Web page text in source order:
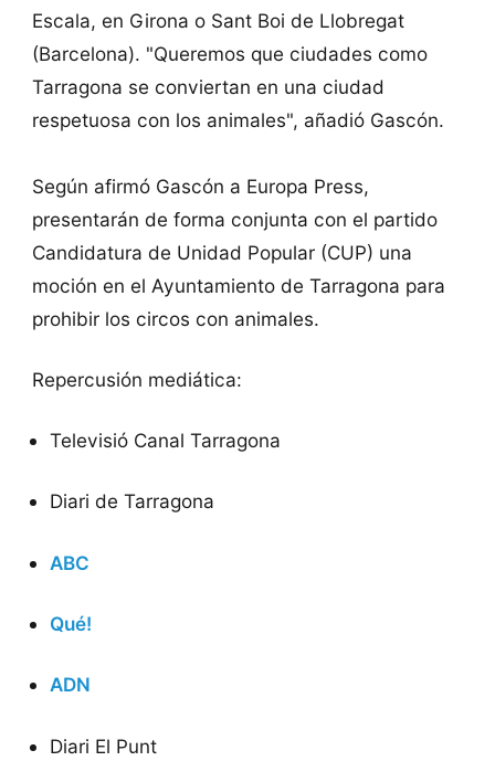
Escala, en Girona o Sant Boi de Llobregat
(Barcelona). "Queremos que ciudades como
Tarragona se conviertan en una ciudad
respetuosa con los animales", añadió Gascón.
Según afirmó Gascón a Europa Press,
presentarán de forma conjunta con el partido
Candidatura de Unidad Popular (CUP) una
moción en el Ayuntamiento de Tarragona para
prohibir los circos con animales.
Repercusión mediática:
Televisió Canal Tarragona
Diari de Tarragona
ABC
Qué!
ADN
Diari El Punt